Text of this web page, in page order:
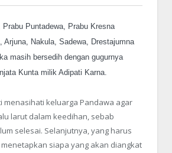
Prabu Puntadewa, Prabu Kresna
Arjuna, Nakula, Sadewa, Drestajumna
masih bersedih dengan gugurnya
Kunta milik Adipati Karna.
menasihati keluarga Pandawa agar
larut dalam keedihan, sebab
selesai. Selanjutnya, yang harus
siapa yang akan diangkat